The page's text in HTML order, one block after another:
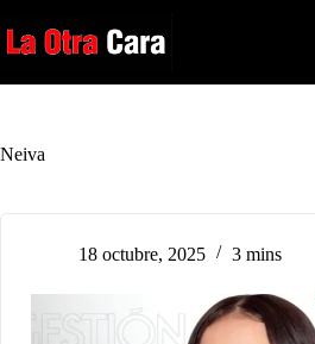
al
contenido
Neiva
18 octubre, 2025 3 mins